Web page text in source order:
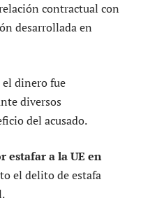
contractual con
desarrollada en
dinero fue
diversos
del acusado.
estafar a la UE en
el delito de estafa